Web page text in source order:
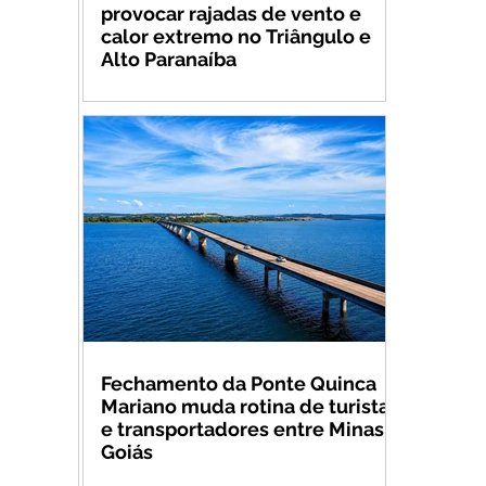
provocar rajadas de vento e
calor extremo no Triângulo e
Alto Paranaíba
Fechamento da Ponte Quinca
Mariano muda rotina de turistas
e transportadores entre Minas e
Goiás